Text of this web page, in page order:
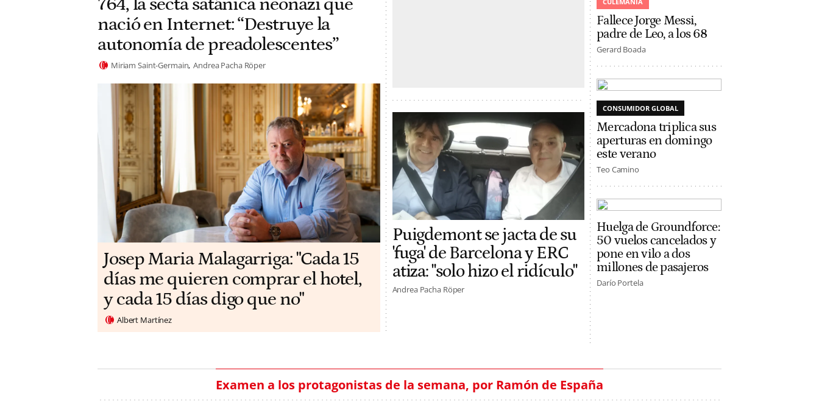
nació en Internet: “Destruye la
autonomía de preadolescentes”
Miriam Saint-Germain Andrea Pacha Röper
​​Josep Maria Malagarriga: "Cada 15
días me quieren comprar el hotel,
y cada 15 días digo que no"
Albert Martínez
Puigdemont se jacta de su
'fuga' de Barcelona y ERC
atiza: "solo hizo el ridículo"
Andrea Pacha Röper
Fallece Jorge Messi,
padre de Leo, a los 68
Gerard Boada
CONSUMIDOR GLOBAL
Mercadona triplica sus
aperturas en domingo
este verano
Teo Camino
Huelga de Groundforce:
50 vuelos cancelados y
pone en vilo a dos
millones de pasajeros
Darío Portela
Examen a los protagonistas de la semana, por Ramón de España